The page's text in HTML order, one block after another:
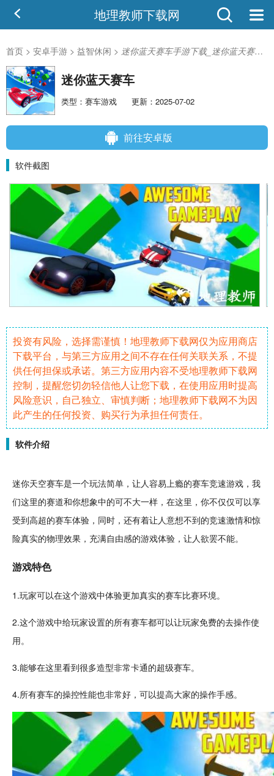
地理教师下载网
首页 > 安卓手游 > 益智休闲 > 迷你蓝天赛车手游下载_迷你蓝天赛车v1.11安卓版
迷你蓝天赛车
类型：赛车游戏 更新：2025-07-02
前往安卓版
软件截图
投资有风险，选择需谨慎！地理教师下载网仅为应用商店
下载平台，与第三方应用之间不存在任何关联关系，不提
供任何担保或承诺。第三方应用内容不受地理教师下载网
控制，提醒您切勿轻信他人让您下载，在使用应用时提高
风险意识，自己独立、审慎判断；地理教师下载网不为因
此产生的任何投资、购买行为承担任何责任。
软件介绍
迷你天空赛车是一个玩法简单 ，让人容易上瘾的赛车竞速游戏，我
们这里的赛道和你想象中的可不大一样，在这里，你不仅仅可以享
受到高超的赛车体验，同时，还有着让人意想不到的竞速激情和惊
险真实的物理效果，充满自由感的游戏体验，让人欲罢不能。
游戏特色
1.玩家可以在这个游戏中体验更加真实的赛车比赛环境。
2.这个游戏中给玩家设置的所有赛车都可以让玩家免费的去操作使
用。
3.能够在这里看到很多造型非常卡通的超级赛车。
4.所有赛车的操控性能也非常好，可以提高大家的操作手感。